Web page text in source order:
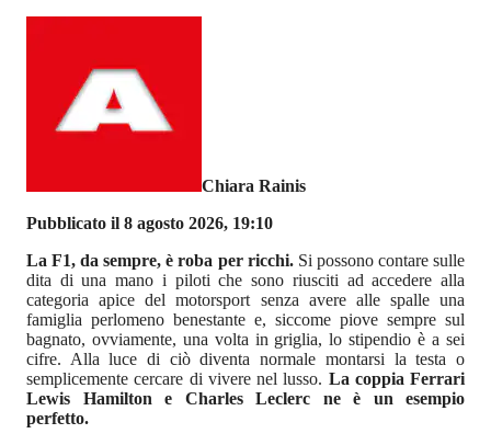
Chiara Rainis
Pubblicato il 8 agosto 2026, 19:10
La F1, da sempre, è roba per ricchi. Si possono contare sulle
dita di una mano i piloti che sono riusciti ad accedere alla
categoria apice del motorsport senza avere alle spalle una
famiglia perlomeno benestante e, siccome piove sempre sul
bagnato, ovviamente, una volta in griglia, lo stipendio è a sei
cifre. Alla luce di ciò diventa normale montarsi la testa o
semplicemente cercare di vivere nel lusso. La coppia Ferrari
Lewis Hamilton e Charles Leclerc ne è un esempio
perfetto.